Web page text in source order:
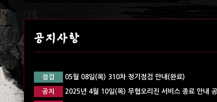
공지사항
점검 05월 08일(목) 310차 정기점검 안내(완료)
공지 2025년 4월 10일(목) 무협오리진 서비스 종료 안내